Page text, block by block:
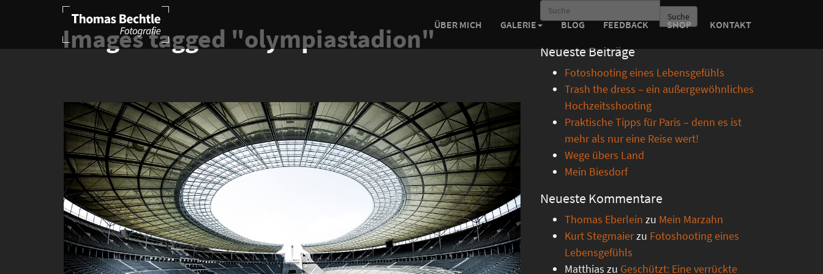
ÜBER MICH GALERIE BLOG FEEDBACK SHOP KONTAKT
Images tagged "olympiastadion"
Suche
Neueste Beiträge
Fotoshooting eines Lebensgefühls
Trash the dress – ein außergewöhnliches
Hochzeitsshooting
Praktische Tipps für Paris – denn es ist
mehr als nur eine Reise wert!
Wege übers Land
Mein Biesdorf
Neueste Kommentare
Thomas Eberlein zu Mein Marzahn
Kurt Stegmaierzu Fotoshooting eines
Lebensgefühls
Matthias zu Geschützt: Eine verrückte